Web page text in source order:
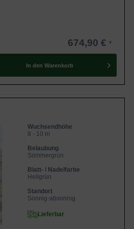
674,90 €
In den Warenkorb
Wuchsendhöhe
8 - 10 m
Belaubung
Sommergrün
Blatt- / Nadelfarbe
Hellgrün
Standort
Sonnig-absonnig
Lieferbar